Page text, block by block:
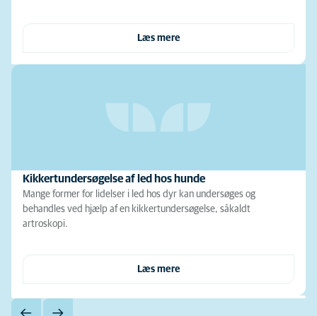
Læs mere
Kikkertundersøgelse af led hos hunde
Mange former for lidelser i led hos dyr kan undersøges og
behandles ved hjælp af en kikkertundersøgelse, såkaldt
artroskopi.
Læs mere